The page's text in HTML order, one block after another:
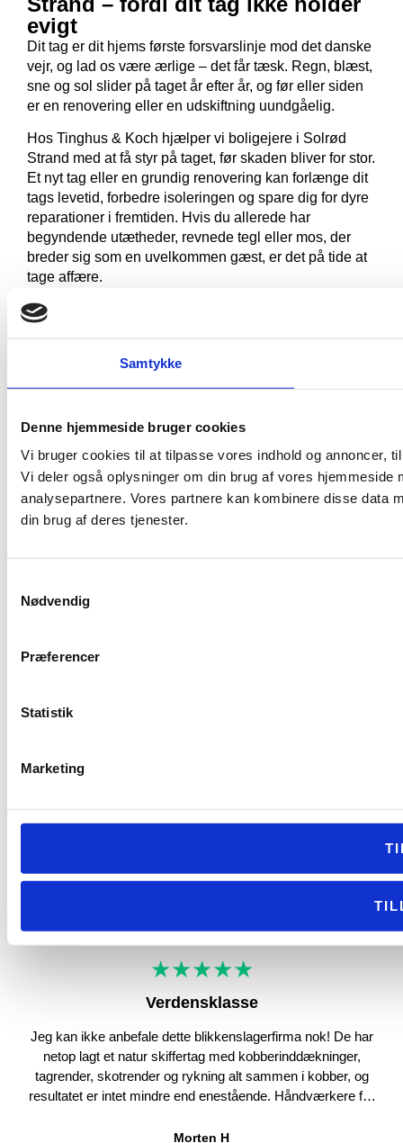
Samtykke
Denne hjemmeside bruger cookies
Vi bruger cookies til at tilpasse vores indhold og annoncer,
Vi deler også oplysninger om din brug af vores
analysepartnere. Vores partnere kan kombinere disse data
din brug af deres tjenester.
Nødvendig
Præferencer
Statistik
Marketing
evigt
Dit tag er dit hjems første forsvarslinje mod det danske
vejr, og lad os være ærlige – det får tæsk. Regn, blæst,
sne og sol slider på taget år efter år, og før eller siden
er en renovering eller en udskiftning uundgåelig.
Hos Tinghus & Koch hjælper vi boligejere i Solrød
Strand med at få styr på taget, før skaden bliver for stor.
Et nyt tag eller en grundig renovering kan forlænge dit
tags levetid, forbedre isoleringen og spare dig for dyre
reparationer i fremtiden. Hvis du allerede har
begyndende utætheder, revnede tegl eller mos, der
breder sig som en uvelkommen gæst, er det på tide at
tage affære.
Vi arbejder med
kan vi hjælpe dig.
vandskader og råd i tagkonstruktionen?
25 77 49 27
Naturskifertag
★★★★★
Verdensklasse
Jeg kan ikke anbefale dette blikkenslagerfirma nok! De har
netop lagt et natur skiffertag med kobberinddækninger,
tagrender, skotrender og rykning alt sammen i kobber, og
resultatet er intet mindre end enestående. Håndværkere fra
kobberarbejdet er både smukke og vedligeholdelsesfrie –
Morten H